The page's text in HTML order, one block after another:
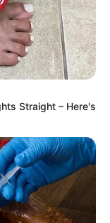
Straight – Here's